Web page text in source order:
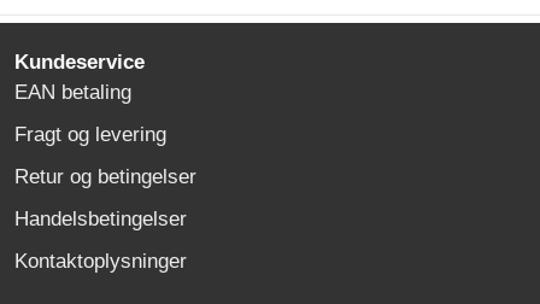
Kundeservice
EAN betaling
Fragt og levering
Retur og betingelser
Handelsbetingelser
Kontaktoplysninger